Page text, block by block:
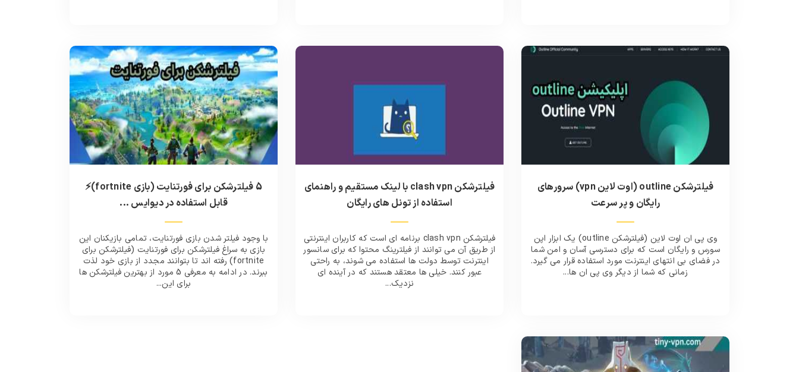
فیلترشکن outline (اوت لاین vpn) سرورهای
رایگان و پر سرعت
وی پی ان اوت لاین (فیلترشکن outline) یک ابزار اپن
سورس و رایگان است که برای دسترسی آسان و امن شما
در فضای بی انتهای اینترنت مورد استفاده قرار می گیرد.
زمانی که شما از دیگر وی پی ان ها...
فیلترشکن clash vpn با لینک مستقیم و راهنمای
استفاده از تونل های رایگان
فیلترشکن clash vpn برنامه ای است که کاربران اینترنتی
از طریق آن می توانند از فیلترینگ محتوا که برای سانسور
اینترنت توسط دولت‌ ها استفاده می‌ شوند، به راحتی
عبور کنند. خیلی ها معتقد هستند که در آینده ای
نزدیک...
5 فیلترشکن برای فورتنایت (بازی fortnite)⚡️
قابل استفاده در دیوایس ...
با وجود فیلتر شدن بازی فورتنایت، تمامی بازیکنان این
بازی به سراغ فیلترشکن برای فورتنایت (فیلترشکن برای
fortnite) رفته اند تا بتوانند مجدد از بازی خود لذت
ببرند. در ادامه به معرفی 5 مورد از بهترین فیلترشکن ها
برای این...